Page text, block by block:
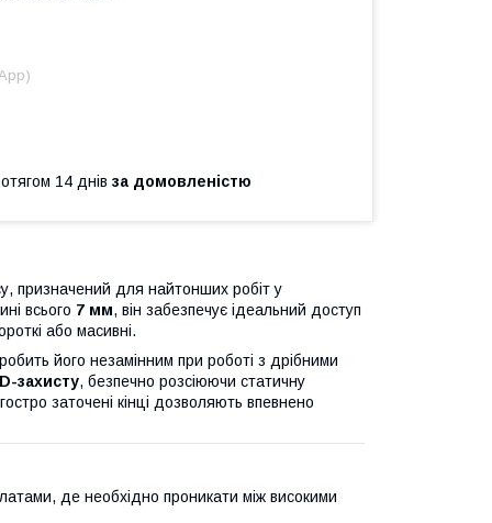
14 днів за домовленістю
призначений для найтонших робіт у
всього 7 мм, він забезпечує ідеальний доступ
або масивні.
його незамінним при роботі з дрібними
захисту, безпечно розсіюючи статичну
заточені кінці дозволяють впевнено
де необхідно проникати між високими